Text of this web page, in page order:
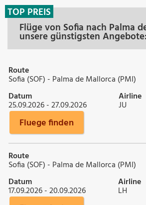
Flüge von Sofia nach Palma
unsere günstigsten Angebote:
TOP PREIS
Route
Sofia (SOF) - Palma de Mallorca (PMI)
Datum
25.09.2026 - 27.09.2026
Airline
JU
Fluege finden
Route
Sofia (SOF) - Palma de Mallorca (PMI)
Datum
17.09.2026 - 20.09.2026
Airline
LH